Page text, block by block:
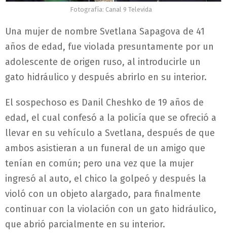
Fotografía: Canal 9 Televida
Una mujer de nombre Svetlana Sapagova de 41
años de edad, fue violada presuntamente por un
adolescente de origen ruso, al introducirle un
gato hidráulico y después abrirlo en su interior.
El sospechoso es Danil Cheshko de 19 años de
edad, el cual confesó a la policía que se ofreció a
llevar en su vehículo a Svetlana, después de que
ambos asistieran a un funeral de un amigo que
tenían en común; pero una vez que la mujer
ingresó al auto, el chico la golpeó y después la
violó con un objeto alargado, para finalmente
continuar con la violación con un gato hidráulico,
que abrió parcialmente en su interior.